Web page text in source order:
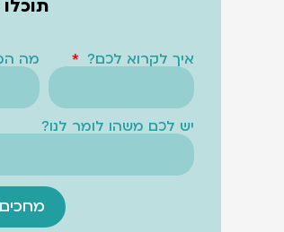
איך לקרוא לכם? מה
יש לכם משהו לומר לנו?